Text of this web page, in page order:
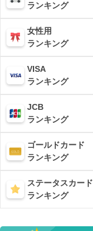
ランキング
女性用
ランキング
VISA
ランキング
JCB
ランキング
ゴールドカード
ランキング
ステータスカード
ランキング